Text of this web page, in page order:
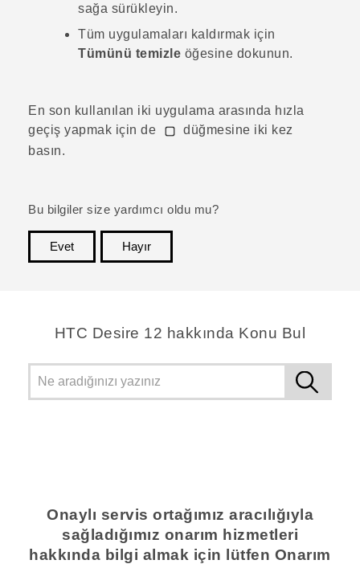
sağa sürükleyin.
Tüm uygulamaları kaldırmak için
Tümünü temizle öğesine dokunun.
En son kullanılan iki uygulama arasında hızla
geçiş yapmak için de
düğmesine iki kez
basın.
Bu bilgiler size yardımcı oldu mu?
Evet
Hayır
HTC Desire 12 hakkında Konu Bul
Onaylı servis ortağımız aracılığıyla
sağladığımız onarım hizmetleri
hakkında bilgi almak için lütfen Onarım